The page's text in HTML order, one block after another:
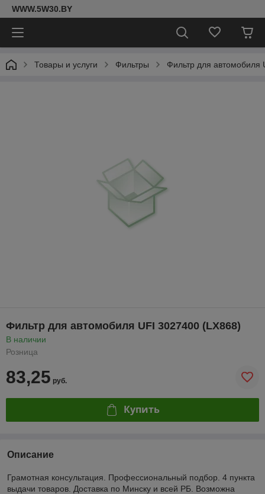
WWW.5W30.BY
Товары и услуги Фильтры Фильтр для автомобиля
Фильтр для автомобиля UFI 3027400 (LX868)
В наличии
Розница
83,25 руб.
Купить
Описание
Грамотная консультация. Профессиональный подбор. 4 пункта
выдачи товаров. Доставка по Минску и всей РБ. Возможна